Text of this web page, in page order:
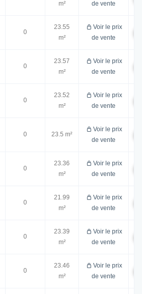
m² de vente
0
23.55
m²
Voir le prix
de vente
0
23.57
m²
Voir le prix
de vente
0
23.52
m²
Voir le prix
de vente
0 23.5 m²
Voir le prix
de vente
0
23.36
m²
Voir le prix
de vente
0
21.99
m²
Voir le prix
de vente
0
23.39
m²
Voir le prix
de vente
0
23.46
m²
Voir le prix
de vente